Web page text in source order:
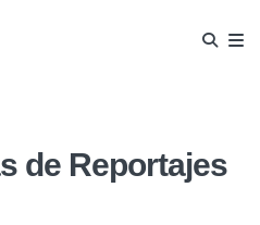
de Reportajes